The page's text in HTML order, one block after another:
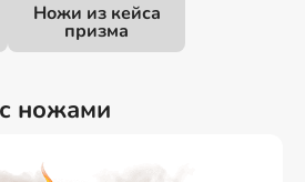
Ножи из кейса
призма
ножами